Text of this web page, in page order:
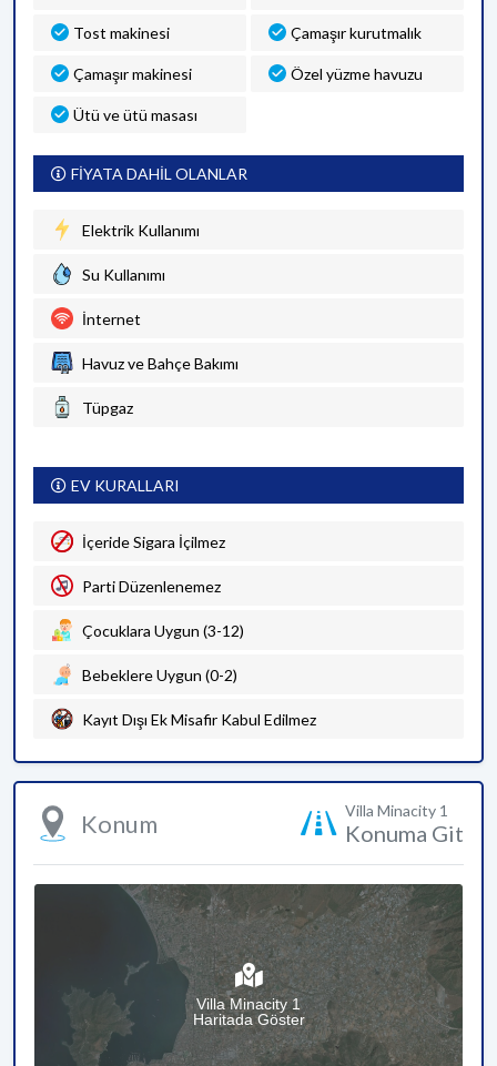
Tost makinesi Çamaşır kurutmalık
Çamaşır makinesi Özel yüzme havuzu
Ütü ve ütü masası
FİYATA DAHİL OLANLAR
Elektrik Kullanımı
Su Kullanımı
İnternet
Havuz ve Bahçe Bakımı
Tüpgaz
EV KURALLARI
İçeride Sigara İçilmez
Parti Düzenlenemez
Çocuklara Uygun (3-12)
Bebeklere Uygun (0-2)
Kayıt Dışı Ek Misafir Kabul Edilmez
Konum Villa Minacity 1
Konuma Git
Villa Minacity 1
Haritada Göster